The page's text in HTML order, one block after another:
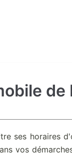
de
ses horaires
vos